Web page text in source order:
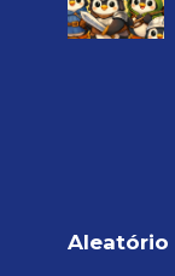
Aleatório